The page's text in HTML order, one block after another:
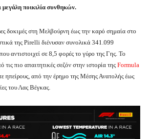
ποικιλία συνθηκών.
δοκιμές στη Μελβούρνη έως την καρό σημαία στο
της Pirelli διένυσαν συνολικά 341.099
αντιστοιχεί σε 8,5 φορές το γύρο της Γης. Το
πιο απαιτητικές σεζόν στην ιστορία της Formula
ηπείρους, από την έρημο της Μέσης Ανατολής έως
του Λας Βέγκας.